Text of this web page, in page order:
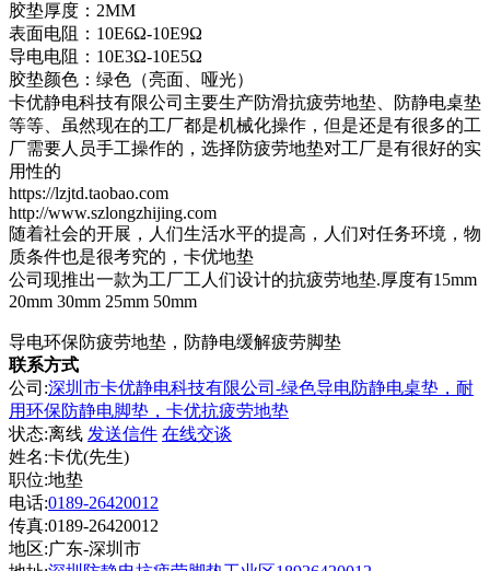
胶垫厚度：2MM
表面电阻：10E6Ω-10E9Ω
导电电阻：10E3Ω-10E5Ω
胶垫颜色：绿色（亮面、哑光）
卡优静电科技有限公司主要生产防滑抗疲劳地垫、防静电桌垫
等等、虽然现在的工厂都是机械化操作，但是还是有很多的工
厂需要人员手工操作的，选择防疲劳地垫对工厂是有很好的实
用性的
https://lzjtd.taobao.com
http://www.szlongzhijing.com
随着社会的开展，人们生活水平的提高，人们对任务环境，物
质条件也是很考究的，卡优地垫
公司现推出一款为工厂工人们设计的抗疲劳地垫.厚度有15mm
20mm 30mm 25mm 50mm
导电环保防疲劳地垫，防静电缓解疲劳脚垫
联系方式
公司:深圳市卡优静电科技有限公司-绿色导电防静电桌垫，耐
用环保防静电脚垫，卡优抗疲劳地垫
状态:离线 发送信件 在线交谈
姓名:卡优(先生)
职位:地垫
电话:0189-26420012
传真:0189-26420012
地区:广东-深圳市